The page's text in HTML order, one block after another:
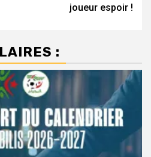
joueur espoir !
: